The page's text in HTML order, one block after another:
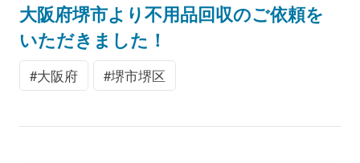
大阪府堺市より不用品回収のご依頼を
いただきました！
大阪府 堺市堺区